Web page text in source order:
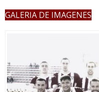
GALERIA DE IMAGENES